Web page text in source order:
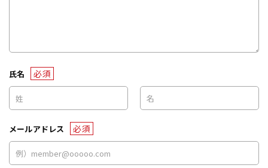
氏名 必須
メールアドレス 必須